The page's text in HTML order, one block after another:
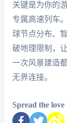
关键是为你的
专属高速列车
球节点分布、
破地理限制，
一次风景建造
无界连接。
Spread the love